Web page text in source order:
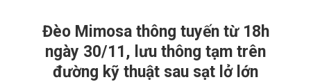
Đèo Mimosa thông tuyến từ 18h
ngày 30/11, lưu thông tạm trên
đường kỹ thuật sau sạt lở lớn